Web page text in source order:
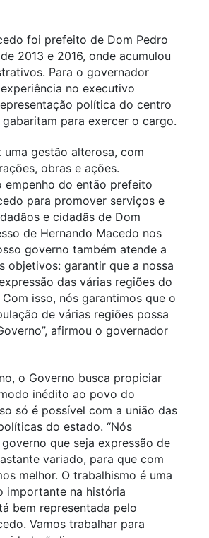
foi prefeito de Dom Pedro
2013 e 2016, onde acumulou
Para o governador
no executivo
política do centro
gabaritam para exercer o cargo.
uma gestão alterosa, com
obras e ações.
empenho do então prefeito
para promover serviços e
e cidadãs de Dom
de Hernando Macedo nos
governo também atende a
objetivos: garantir que a nossa
das várias regiões do
isso, nós garantimos que o
de várias regiões possa
afirmou o governador
o Governo busca propiciar
inédito ao povo do
só é possível com a união das
do estado. “Nós
que seja expressão de
variado, para que com
melhor. O trabalhismo é uma
importante na história
bem representada pelo
Vamos trabalhar para